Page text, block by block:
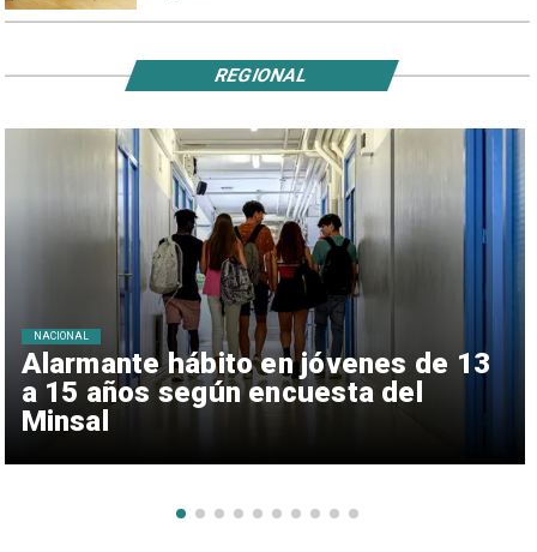
Alarmante hábito en jóvenes de 13
a 15 años según encuesta del
Minsal
NACIONAL
REGIONAL